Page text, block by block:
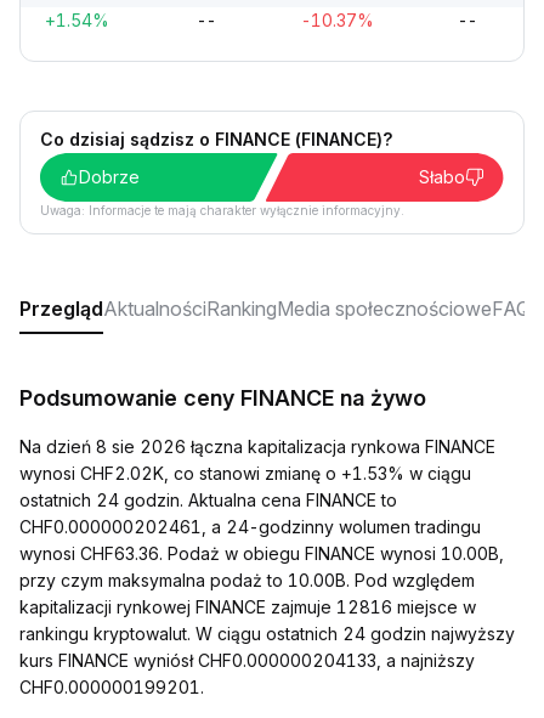
+1.54% -- -10.37% --
Co dzisiaj sądzisz o FINANCE (FINANCE)?
Dobrze
Słabo
Uwaga: Informacje te mają charakter wyłącznie informacyjny.
PrzeglądAktualnościRankingMedia społecznościoweFAQ
Podsumowanie ceny FINANCE na żywo
Na dzień 8 sie 2026 łączna kapitalizacja rynkowa FINANCE
wynosi CHF2.02K, co stanowi zmianę o +1.53% w ciągu
ostatnich 24 godzin. Aktualna cena FINANCE to
CHF0.000000202461, a 24-godzinny wolumen tradingu
wynosi CHF63.36. Podaż w obiegu FINANCE wynosi 10.00B,
przy czym maksymalna podaż to 10.00B. Pod względem
kapitalizacji rynkowej FINANCE zajmuje 12816 miejsce w
rankingu kryptowalut. W ciągu ostatnich 24 godzin najwyższy
kurs FINANCE wyniósł CHF0.000000204133, a najniższy
CHF0.000000199201.